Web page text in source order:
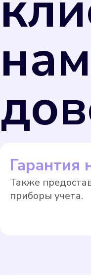
нам
Гарантия
Также
приборы учета.